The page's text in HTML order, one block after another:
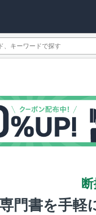
門書を手軽